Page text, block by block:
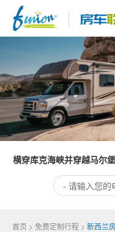
横穿库克海峡并穿越马尔
首页 > 免费定制行程 > 新西兰